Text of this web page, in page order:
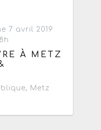
7 avril 2019
À METZ
, Metz